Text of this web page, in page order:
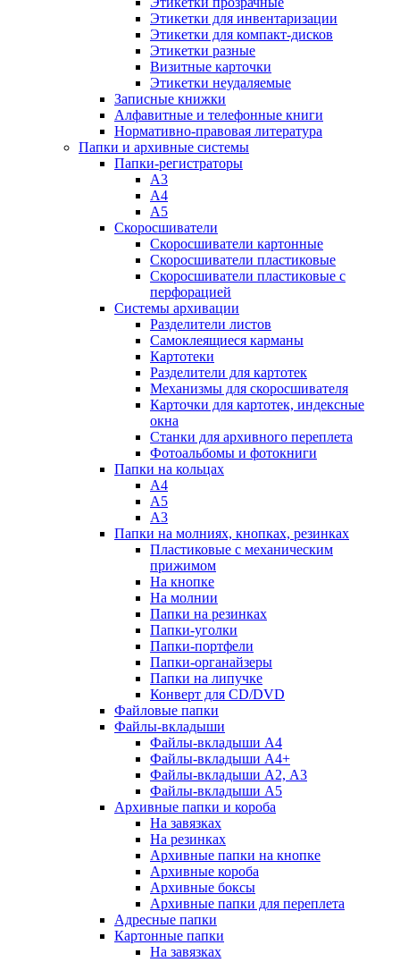
Этикетки для инвентаризации
Этикетки для компакт-дисков
Этикетки разные
Визитные карточки
Этикетки неудаляемые
Записные книжки
Алфавитные и телефонные книги
Нормативно-правовая литература
Папки и архивные системы
Папки-регистраторы
А3
А4
А5
Скоросшиватели
Скоросшиватели картонные
Скоросшиватели пластиковые
Скоросшиватели пластиковые с
перфорацией
Системы архивации
Разделители листов
Самоклеящиеся карманы
Картотеки
Разделители для картотек
Механизмы для скоросшивателя
Карточки для картотек, индексные
окна
Станки для архивного переплета
Фотоальбомы и фотокниги
Папки на кольцах
А4
А5
А3
Папки на молниях, кнопках, резинках
Пластиковые с механическим
прижимом
На кнопке
На молнии
Папки на резинках
Папки-уголки
Папки-портфели
Папки-органайзеры
Папки на липучке
Конверт для CD/DVD
Файловые папки
Файлы-вкладыши
Файлы-вкладыши А4
Файлы-вкладыши А4+
Файлы-вкладыши А2, А3
Файлы-вкладыши А5
Архивные папки и короба
На завязках
На резинках
Архивные папки на кнопке
Архивные короба
Архивные боксы
Архивные папки для переплета
Адресные папки
Картонные папки
На завязках